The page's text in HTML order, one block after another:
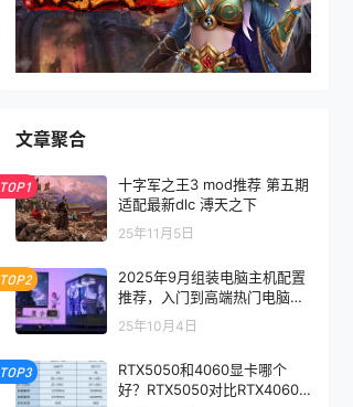
文章聚合
TOP1
十字军之王3 mod推荐 第五期
适配最新dlc 溥天之下
25年11月5日
TOP2
2025年9月组装电脑主机配置
推荐，入门到高端热门电脑配
置方案
25年10月4日
TOP3
RTX5050和4060显卡哪个
好？RTX5050对比RTX4060/